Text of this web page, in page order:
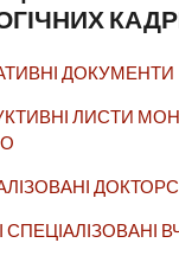
ДОКУМЕНТИ
ЛИСТИ
СПЕЦІАЛІЗОВАНІ